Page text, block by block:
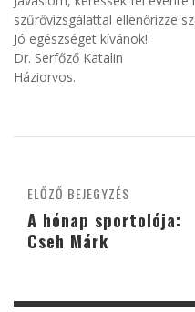
szűrővizsgálattal ellenőrizze
Jó egészséget kívánok!
Dr. Serfőző Katalin
Háziorvos.
ELŐZŐ BEJEGYZÉS
A hónap sportolója:
Cseh Márk